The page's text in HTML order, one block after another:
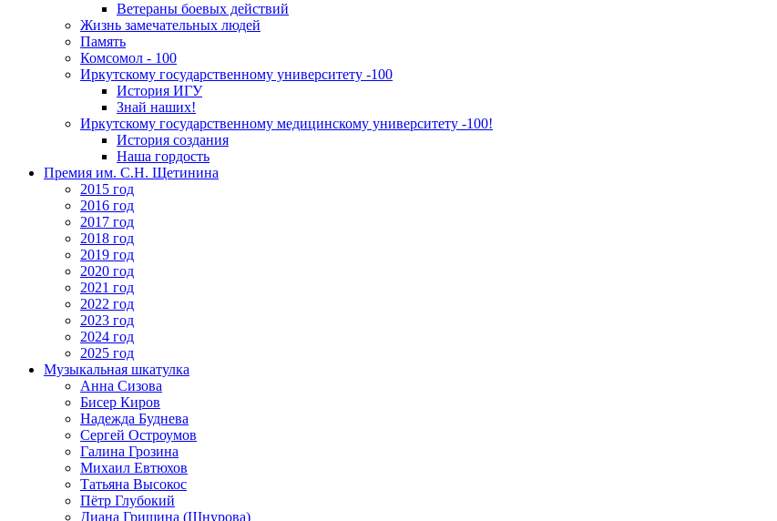
Ветераны боевых действий
Жизнь замечательных людей
Память
Комсомол - 100
Иркутскому государственному университету -100
История ИГУ
Знай наших!
Иркутскому государственному медицинскому университету -100!
История создания
Наша гордость
Премия им. С.Н. Щетинина
2015 год
2016 год
2017 год
2018 год
2019 год
2020 год
2021 год
2022 год
2023 год
2024 год
2025 год
Музыкальная шкатулка
Анна Сизова
Бисер Киров
Надежда Буднева
Сергей Остроумов
Галина Грозина
Михаил Евтюхов
Татьяна Высокос
Пётр Глубокий
Диана Гришина (Шнурова)